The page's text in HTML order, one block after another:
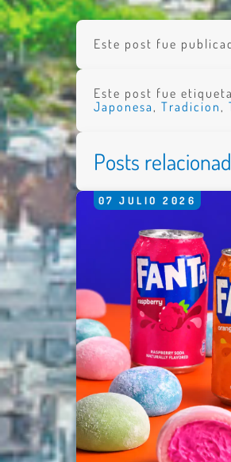
Este post fue
Este post fue
Japonesa,Tradicion,
Posts
07 JULIO 2026